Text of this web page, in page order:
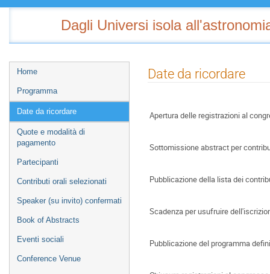
Dagli Universi isola
Event
menu
Home
Programma
Date da ricordare
Quote e modalità di
pagamento
Partecipanti
Contributi orali selezionati
Speaker (su invito) confermati
Book of Abstracts
Eventi sociali
Conference Venue
Date da ricordare
Apertura delle registrazioni al
Sottomissione abstract per
Pubblicazione della lista dei
Scadenza per usufruire
Pubblicazione del programma